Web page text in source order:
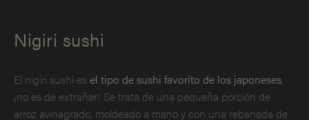
Nigiri sushi
El nigiri sushi es el tipo de sushi favorito de los japoneses,
¡no es de extrañar! Se trata de una pequeña porción de
arroz avinagrado, moldeado a mano y con una rebanada de